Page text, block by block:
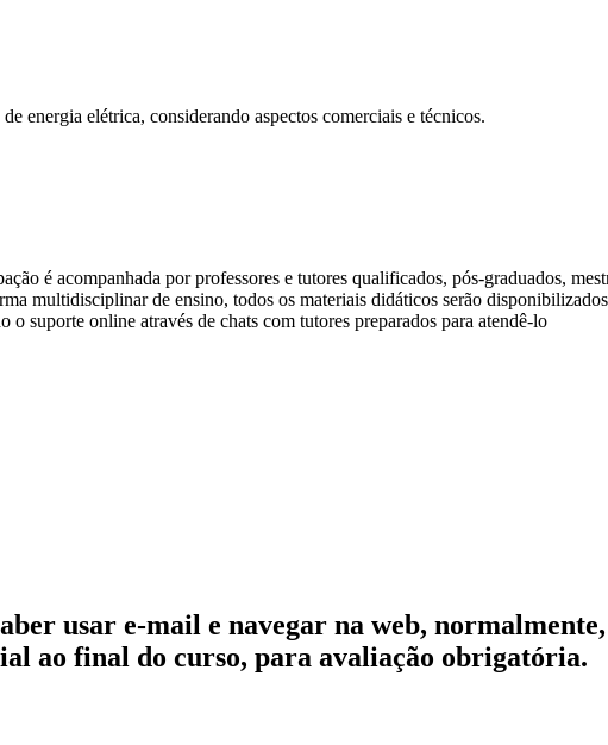
energia elétrica, considerando aspectos comerciais e técnicos.
é acompanhada por professores e tutores qualificados, pós-graduados,
multidisciplinar de ensino, todos os materiais didáticos serão
suporte online através de chats com tutores preparados para atendê-lo
usar e-mail e navegar na web,
ao final do curso, para avaliação obrigatória.